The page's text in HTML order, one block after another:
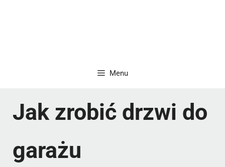
Menu
Jak zrobić drzwi do
garażu